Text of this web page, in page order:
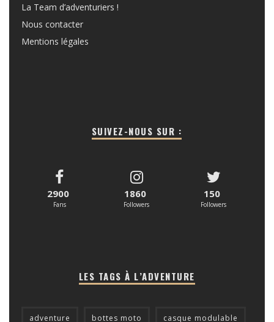
La Team d’adventuriers !
Nous contacter
Mentions légales
SUIVEZ-NOUS SUR :
2900
Fans
1860
Followers
150
Followers
LES TAGS À L’ADVENTURE
adventure bottes moto casque modulable